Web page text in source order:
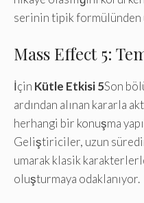
serinin tipik formülünden
Mass Effect 5:
İçin Kütle Etkisi 5Son
ardından alınan kararla
herhangi bir konuşma
Geliştiriciler, uzun
umarak klasik
oluşturmaya odaklanıyor.